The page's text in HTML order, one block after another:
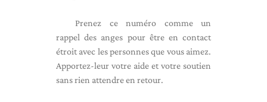
Prenez ce numéro comme un
rappel des anges pour être en contact
étroit avec les personnes que vous aimez.
Apportez-leur votre aide et votre soutien
sans rien attendre en retour.